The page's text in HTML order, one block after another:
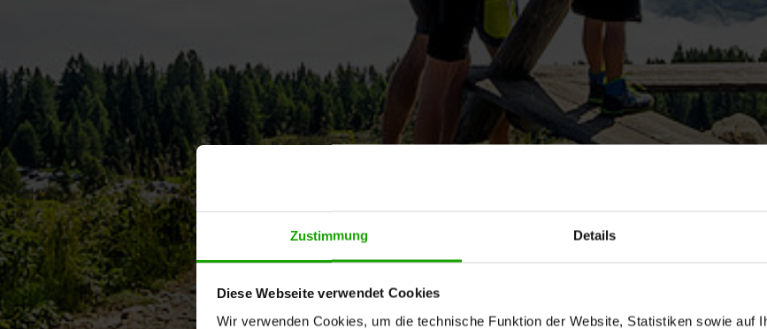
Zustimmung Details
Diese Webseite verwendet Cookies
Wir verwenden Cookies, um die technische Funktion der Website, Statistiken sowie auf